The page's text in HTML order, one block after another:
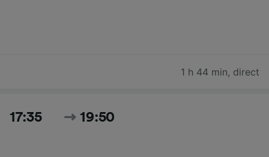
1 h 44 min, direct
17:35 19:50